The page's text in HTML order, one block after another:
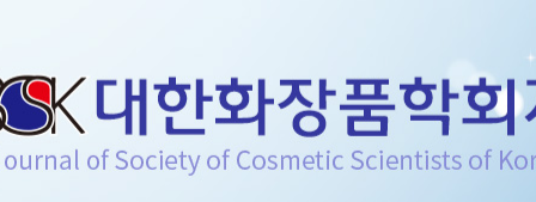
Journal of Society of